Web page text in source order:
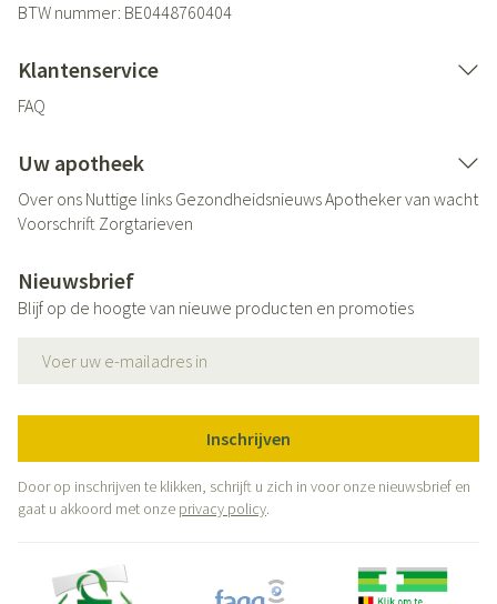
BTW nummer: BE0448760404
Klantenservice
FAQ
Uw apotheek
Over ons Nuttige links GezondheidsnieuwsApotheker van wacht
Voorschrift Zorgtarieven
Nieuwsbrief
Blijf op de hoogte van nieuwe producten en promoties
Inschrijven
Door op inschrijven te klikken, schrijft u zich in voor onze nieuwsbrief en
gaat u akkoord met onze privacy policy.